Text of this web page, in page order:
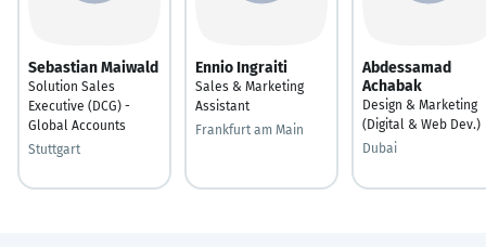
Sebastian Maiwald
Solution Sales
Executive (DCG) -
Global Accounts
Stuttgart
Ennio Ingraiti
Sales & Marketing
Assistant
Frankfurt am Main
Abdessamad
Achabak
Design & Marketing
(Digital & Web Dev.)
Dubai